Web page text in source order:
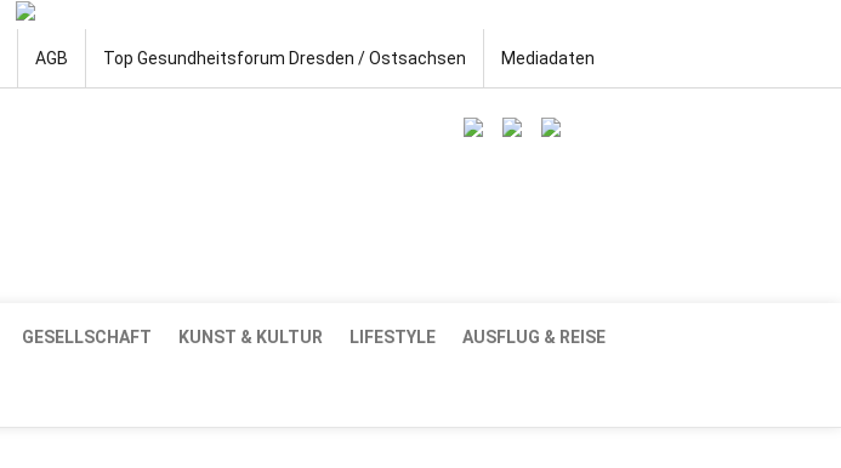
AGB Top Gesundheitsforum Dresden / Ostsachsen Mediadaten
GESELLSCHAFT KUNST & KULTUR LIFESTYLE AUSFLUG & REISE